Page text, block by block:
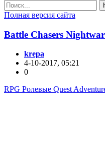
Полная версия сайта
Battle Chasers
krepa
4-10-2017, 05:21
0
RPG Ролевые Quest